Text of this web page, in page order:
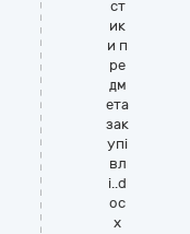
ст
ик
и п
ре
дм
ета
зак
упі
вл
і..d
oc
x